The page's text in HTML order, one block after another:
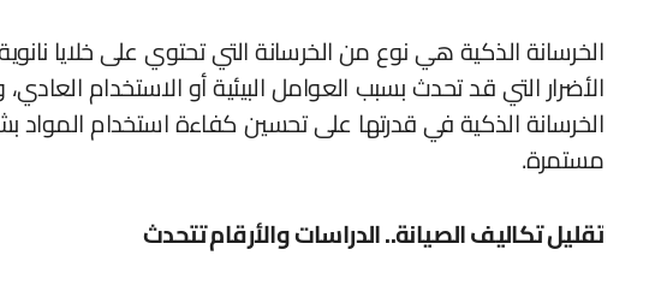
الخرسانة الذكية هي نوع من الخرسانة التي تحتوي على خلايا
الأضرار التي قد تحدث بسبب العوامل البيئية أو الاستخدام
الخرسانة الذكية في قدرتها على تحسين كفاءة استخدام المواد
مستمرة.
تقليل تكاليف الصيانة.. الدراسات والأرقام تتحدث